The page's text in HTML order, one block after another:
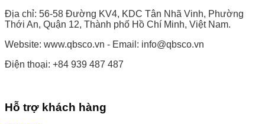
Địa chỉ: 56-58 Đường KV4, KDC Tân Nhã Vinh, Phường
Thới An, Quận 12, Thành phố Hồ Chí Minh, Việt Nam.
Website: www.qbsco.vn - Email: info@qbsco.vn
Điện thoại: +84 939 487 487
Hỗ trợ khách hàng